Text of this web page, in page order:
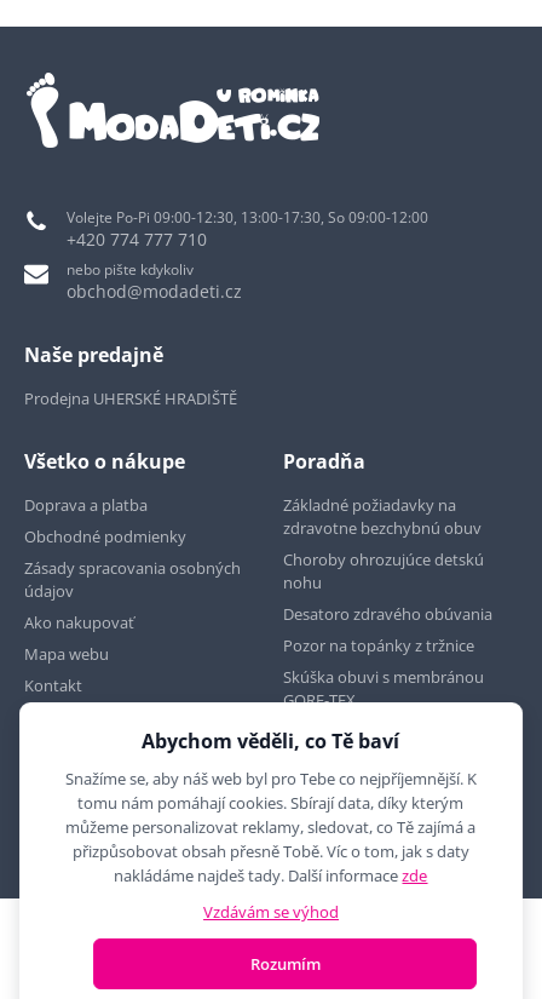
Volejte Po-Pi 09:00-12:30, 13:00-17:30, So 09:00-12:00
+420 774 777 710
nebo pište kdykoliv
obchod@modadeti.cz
Naše predajně
Prodejna UHERSKÉ HRADIŠTĚ
Všetko o nákupe
Doprava a platba
Obchodné podmienky
Zásady spracovania osobných
údajov
Ako nakupovať
Mapa webu
Kontakt
Poradňa
Základné požiadavky na
zdravotne bezchybnú obuv
Choroby ohrozujúce detskú
nohu
Desatoro zdravého obúvania
Pozor na topánky z tržnice
Skúška obuvi s membránou
GORE-TEX
2010 - 2026 © MYRON MAXX, s.r.o., všechna práva vyhrazena
E-shop vytvořila
Abychom věděli, co Tě baví
Snažíme se, aby náš web byl pro Tebe co nejpříjemnější. K
tomu nám pomáhají cookies. Sbírají data, díky kterým
můžeme personalizovat reklamy, sledovat, co Tě zajímá a
přizpůsobovat obsah přesně Tobě. Víc o tom, jak s daty
nakládáme najdeš tady. Další informacezde
Vzdávám se výhod
Rozumím